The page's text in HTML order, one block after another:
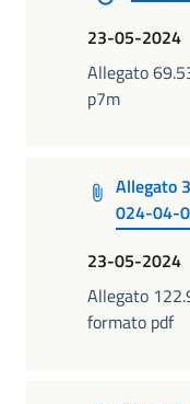
23-05-2024
Allegato
p7m
Allegato
024-04-
23-05-2024
Allegato
formato pdf